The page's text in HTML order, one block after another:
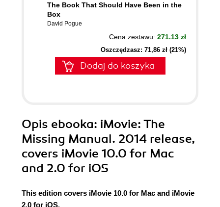
The Book That Should Have Been in the
Box
David Pogue
Cena zestawu: 271.13 zł
Oszczędzasz: 71,86 zł (21%)
Dodaj do koszyka
Opis ebooka: iMovie: The
Missing Manual. 2014 release,
covers iMovie 10.0 for Mac
and 2.0 for iOS
This edition covers iMovie 10.0 for Mac and iMovie
2.0 for iOS.